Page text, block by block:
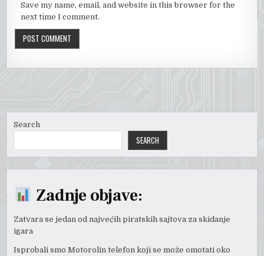
Save my name, email, and website in this browser for the
next time I comment.
Search
SEARCH
Zadnje objave:
Zatvara se jedan od najvećih piratskih sajtova za skidanje
igara
Isprobali smo Motorolin telefon koji se može omotati oko